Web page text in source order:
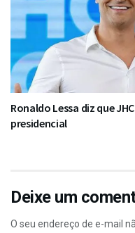
Ronaldo Lessa diz que
presidencial
Deixe um
O seu endereço de e-mail